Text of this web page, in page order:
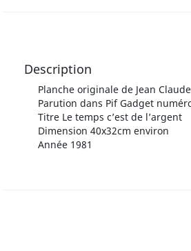
Description
Planche originale de Jean
Parution dans Pif Gadget
Titre Le temps c’est de l’argent
Dimension 40x32cm environ
Année 1981